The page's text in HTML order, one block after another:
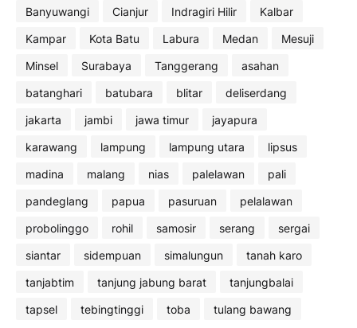
Banyuwangi Cianjur Indragiri Hilir
Kalbar
Kampar
Kota Batu Labura Medan
Mesuji
Minsel
Surabaya Tanggerang
asahan
batanghari
batubara blitar
deliserdang
jakarta
jambi jawa timur
jayapura
karawang
lampung lampung utara
lipsus
madina
malang nias palelawan
pali
pandeglang
papua pasuruan
pelalawan
probolinggo
rohil samosir serang
sergai
siantar
sidempuan simalungun
tanah karo
tanjabtim
tanjung jabung barat
tanjungbalai
tapsel
tebingtinggi toba tulang bawang